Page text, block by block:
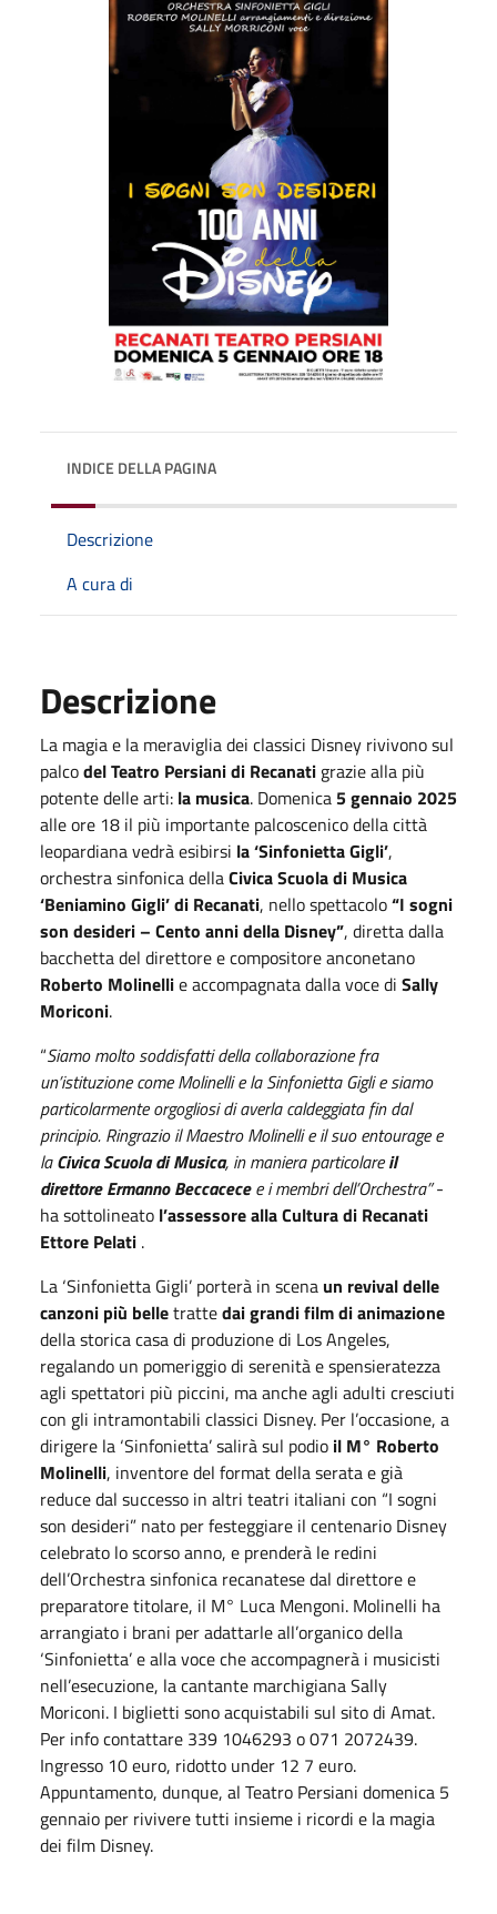
INDICE DELLA PAGINA
Descrizione
A cura di
Descrizione
La magia e la meraviglia dei classici Disney rivivono sul
palcodel Teatro Persiani di Recanati grazie alla più
potente delle arti: la musica. Domenica 5 gennaio 2025
alle ore 18 il più importante palcoscenico della città
leopardiana vedrà esibirsi la ‘Sinfonietta Gigli’,
orchestra sinfonica dellaCivica Scuola di Musica
‘Beniamino Gigli’ di Recanati, nello spettacolo“I sogni
son desideri – Cento anni della Disney”, diretta dalla
bacchetta del direttore e compositore anconetano
Roberto Molinellie accompagnata dalla voce di Sally
Moriconi.
“Siamo molto soddisfatti della collaborazione fra
un’istituzione come Molinelli e la Sinfonietta Gigli e siamo
particolarmente orgogliosi di averla caldeggiata fin dal
principio. Ringrazio il Maestro Molinelli e il suo entourage e
laCivica Scuola di Musica, in maniera particolareil
direttore Ermanno Beccacecee i membri dell’Orchestra”-
ha sottolineato l’assessore alla Cultura di Recanati
Ettore Pelati .
La ‘Sinfonietta Gigli’ porterà in scena un revival delle
canzoni più belletrattedai grandi film di animazione
della storica casa di produzione di Los Angeles,
regalando un pomeriggio di serenità e spensieratezza
agli spettatori più piccini, ma anche agli adulti cresciuti
con gli intramontabili classici Disney. Per l’occasione, a
dirigere la ‘Sinfonietta’ salirà sul podio il M° Roberto
Molinelli, inventore del format della serata e già
reduce dal successo in altri teatri italiani con “I sogni
son desideri” nato per festeggiare il centenario Disney
celebrato lo scorso anno, e prenderà le redini
dell’Orchestra sinfonica recanatese dal direttore e
preparatore titolare, il M° Luca Mengoni. Molinelli ha
arrangiato i brani per adattarle all’organico della
‘Sinfonietta’ e alla voce che accompagnerà i musicisti
nell’esecuzione, la cantante marchigiana Sally
Moriconi. I biglietti sono acquistabili sul sito di Amat.
Per info contattare 339 1046293 o 071 2072439.
Ingresso 10 euro, ridotto under 12 7 euro.
Appuntamento, dunque, al Teatro Persiani domenica 5
gennaio per rivivere tutti insieme i ricordi e la magia
dei film Disney.